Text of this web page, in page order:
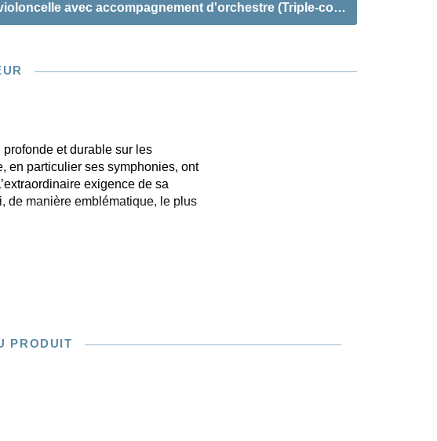
avec accompagnement d'orchestre (Triple-concerto)«
et durable sur les
en particulier ses symphonies, ont
exigence de sa
de manière emblématique, le plus
PRODUIT